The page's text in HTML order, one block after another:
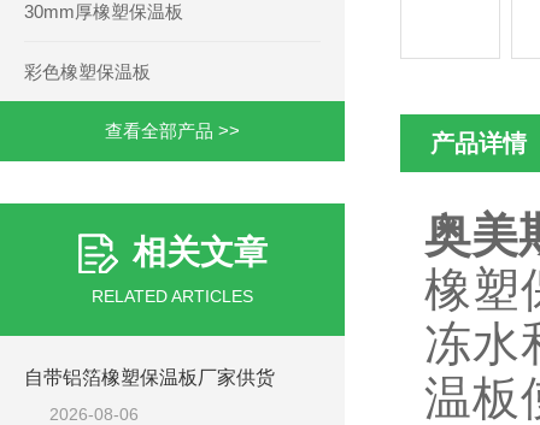
30mm厚橡塑保温板
彩色橡塑保温板
查看全部产品 >>
相关文章
RELATED ARTICLES
自带铝箔橡塑保温板厂家供货
2026-08-06
产品详情
奥美
橡塑
冻水
温板